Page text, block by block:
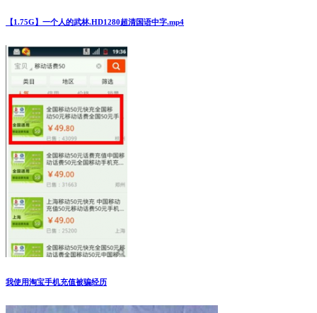
【1.75G】一个人的武林.HD1280超清国语中字.mp4
我使用淘宝手机充值被骗经历